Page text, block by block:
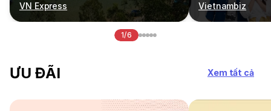
VN Express Vietnambiz
1/6
ƯU ĐÃI Xem tất cả